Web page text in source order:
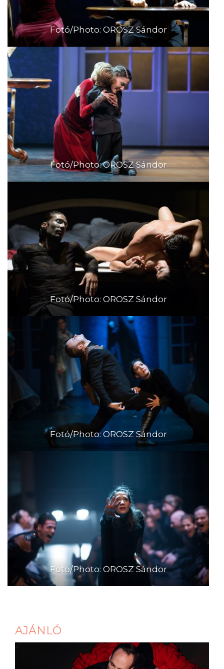
Fotó/Photo: OROSZ Sándor
Fotó/Photo: OROSZ Sándor
Fotó/Photo: OROSZ Sándor
Fotó/Photo: OROSZ Sándor
Fotó/Photo: OROSZ Sándor
AJÁNLÓ